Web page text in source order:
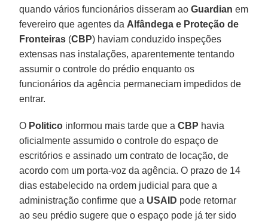
quando vários funcionários disseram aoGuardian em
fevereiro que agentes da Alfândega e Proteção de
Fronteiras (CBP) haviam conduzido inspeções
extensas nas instalações, aparentemente tentando
assumir o controle do prédio enquanto os
funcionários da agência permaneciam impedidos de
entrar.
O Politico informou mais tarde que aCBP havia
oficialmente assumido o controle do espaço de
escritórios e assinado um contrato de locação, de
acordo com um porta-voz da agência. O prazo de 14
dias estabelecido na ordem judicial para que a
administração confirme que a USAID pode retornar
ao seu prédio sugere que o espaço pode já ter sido